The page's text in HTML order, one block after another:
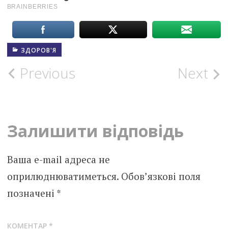
ЗДОРОВ'Я
Post
Previous Next
Залишити відповідь
Ваша e-mail адреса не
оприлюднюватиметься. Обов’язкові поля
позначені *
КОМЕНТАР *